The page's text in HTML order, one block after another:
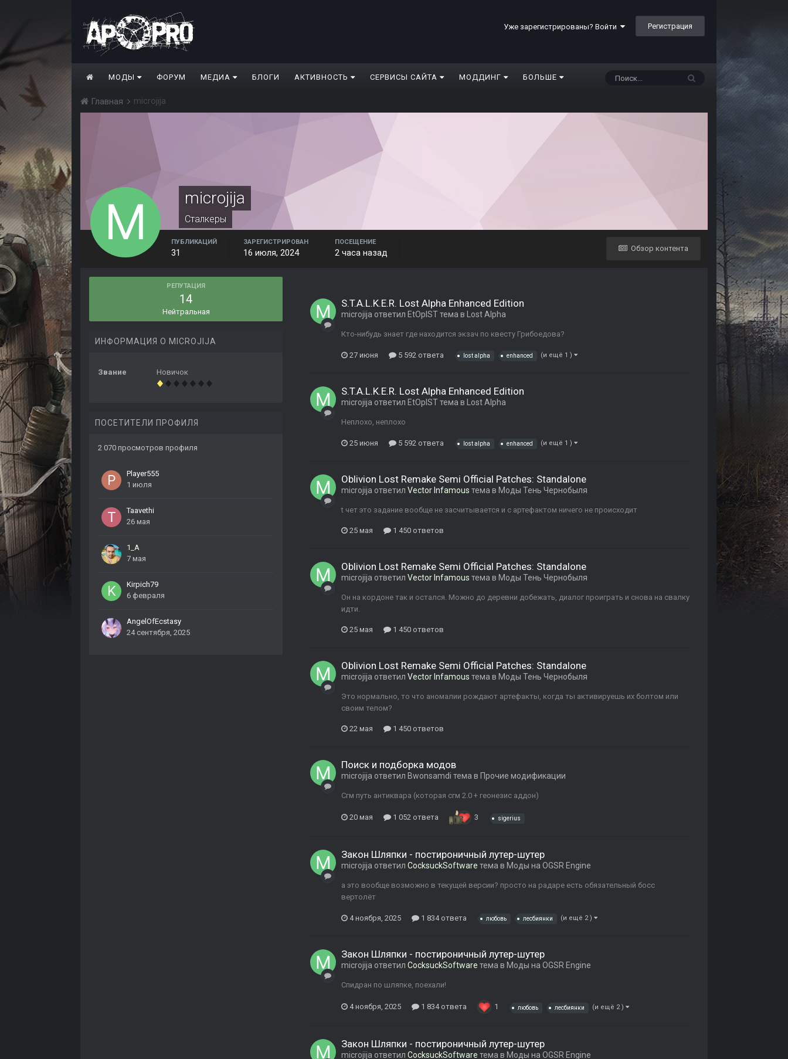
Уже зарегистрированы? Войти Регистрация
МОДЫ ФОРУМ МЕДИА БЛОГИ АКТИВНОСТЬ СЕРВИСЫ САЙТА МОДДИНГ БОЛЬШЕ
Главная microjija
microjija
Сталкеры
Обзор контента
ПУБЛИКАЦИЙ
31
ЗАРЕГИСТРИРОВАН
16 июля, 2024
ПОСЕЩЕНИЕ
2 часа назад
РЕПУТАЦИЯ
14
Нейтральная
ИНФОРМАЦИЯ О MICROJIJA
Звание Новичок
ПОСЕТИТЕЛИ ПРОФИЛЯ
2 070 просмотров профиля
Player555
1 июля
Taavethi
26 мая
1_A
7 мая
Kirpich79
6 февраля
AngelOfEcstasy
24 сентября, 2025
S.T.A.L.K.E.R. Lost Alpha Enhanced Edition
microjija ответил EtOpISTтема в Lost Alpha
Кто-нибудь знает где находится экзач по квесту Грибоедова?
27 июня 5 592 ответа lost alpha enhanced (и ещё 1 )
S.T.A.L.K.E.R. Lost Alpha Enhanced Edition
microjija ответил EtOpISTтема в Lost Alpha
Неплохо, неплохо
25 июня 5 592 ответа lost alpha enhanced (и ещё 1 )
Oblivion Lost Remake Semi Official Patches: Standalone
microjija ответил Vector Infamous тема в Моды Тень Чернобыля
t чет это задание вообще не засчитывается и с артефактом ничего не происходит
25 мая 1 450 ответов
Oblivion Lost Remake Semi Official Patches: Standalone
microjija ответил Vector Infamous тема в Моды Тень Чернобыля
Он на кордоне так и остался. Можно до деревни добежать, диалог проиграть и снова на свалку
идти.
25 мая 1 450 ответов
Oblivion Lost Remake Semi Official Patches: Standalone
microjija ответил Vector Infamous тема в Моды Тень Чернобыля
Это нормально, то что аномалии рождают артефакты, когда ты активируешь их болтом или
своим телом?
22 мая 1 450 ответов
Поиск и подборка модов
microjija ответил Bwonsamdi тема в Прочие модификации
Сгм путь антиквара (которая сгм 2.0 + геонезис аддон)
20 мая 1 052 ответа 3 sigerius
Закон Шляпки - постироничный лутер-шутер
microjija ответил CocksuckSoftware тема в Моды на OGSR Engine
а это вообще возможно в текущей версии? просто на радаре есть обязательный босс
вертолёт
4 ноября, 2025 1 834 ответа любовь лесбиянки (и ещё 2 )
Закон Шляпки - постироничный лутер-шутер
microjija ответил CocksuckSoftware тема в Моды на OGSR Engine
Спидран по шляпке, поехали!
4 ноября, 2025 1 834 ответа 1 любовь лесбиянки (и ещё 2 )
Закон Шляпки - постироничный лутер-шутер
microjija ответил CocksuckSoftware тема в Моды на OGSR Engine